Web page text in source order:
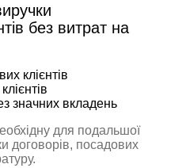
без витрат на
клієнтів
значних вкладень
для подальшої
договорів, посадових